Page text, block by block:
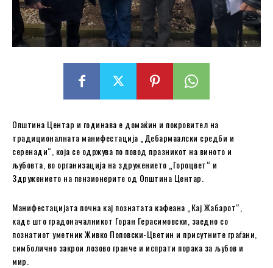
Општина Центар и годинава е домаќин и покровител на
традиционалната манифестација „Дебармаалски средби и
серенади“, која се одржува по повод празникот на виното и
љубовта, во организација на здружението „Гороцвет“ и
Здружението на пензионерите од Општина Центар.
Манифестацијата почна кај познатата кафеана „Кај Жабарот“,
каде што градоначалникот Горан Герасимовски, заедно со
познатиот уметник Живко Поповски-Цветин и присутните граѓани,
симболично закрои лозово гранче и испрати порака за љубов и
мир.